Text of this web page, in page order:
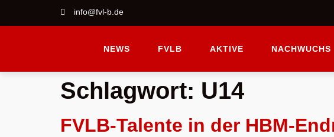
info@fvl-b.de
NEWS FVLB AKTIVE NACHWUCHS
Schlagwort: U14
FVLB-Talente in der HBM-